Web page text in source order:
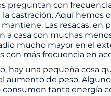
preguntan con
la castración. Aquí
Las resacas, en
a casa con muchas
mucho mayor en el
con más frecuencia en
hay una pequeña cosa
aumento de peso.
consumen tanta energía